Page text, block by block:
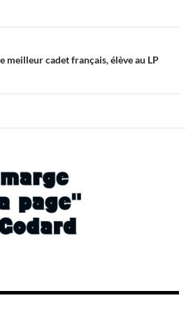
meilleur cadet français, élève au LP